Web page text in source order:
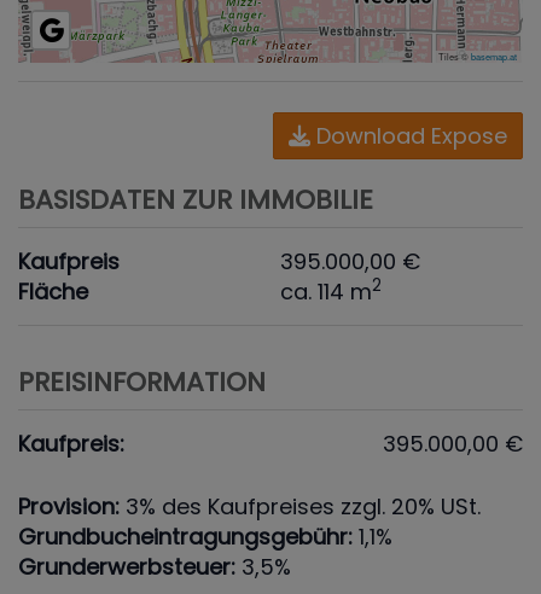
Tiles ©basemap.at
Download Expose
BASISDATEN ZUR IMMOBILIE
Kaufpreis
395.000,00 €
Fläche
ca. 114 m2
PREISINFORMATION
Kaufpreis: 395.000,00 €
Provision: 3% des Kaufpreises zzgl. 20% USt.
Grundbucheintragungsgebühr: 1,1%
Grunderwerbsteuer: 3,5%